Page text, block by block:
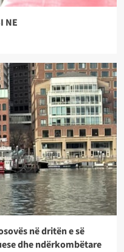
NE
në dritën e së
dhe ndërkombëtare